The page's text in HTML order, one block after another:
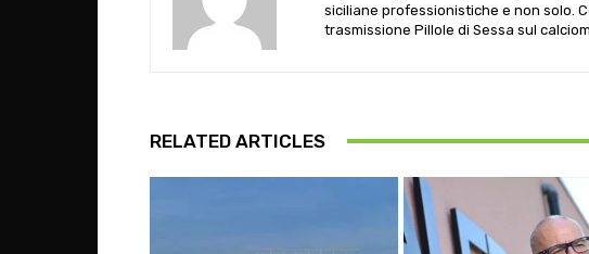
siciliane professionistiche e non solo.
trasmissione Pillole di Sessa sul
RELATED ARTICLES